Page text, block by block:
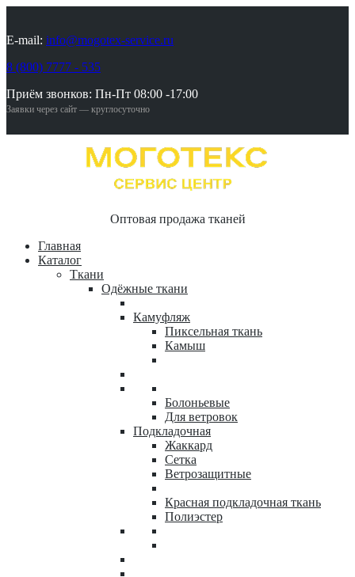
E-mail: info@mogotex-service.ru
8 (800) 7777 - 535
Приём звонков: Пн-Пт 08:00 -17:00
Заявки через сайт — круглосуточно
Оптовая продажа тканей
Главная
Каталог
Ткани
Одёжные ткани
Камуфляж
Пиксельная ткань
Камыш
Болоньевые
Для ветровок
Подкладочная
Жаккард
Сетка
Ветрозащитные
Красная подкладочная ткань
Полиэстер